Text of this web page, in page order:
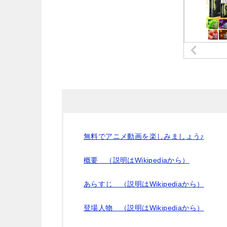
無料でアニメ動画を楽しみましょう♪
概要 （説明はWikipediaから）
あらすじ （説明はWikipediaから）
登場人物 （説明はWikipediaから）